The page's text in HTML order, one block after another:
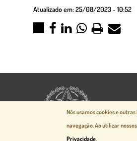
Atualizado em:25/08/2023 - 10:52
Nós usamos cookies e
navegação.Ao utilizar
Privacidade.